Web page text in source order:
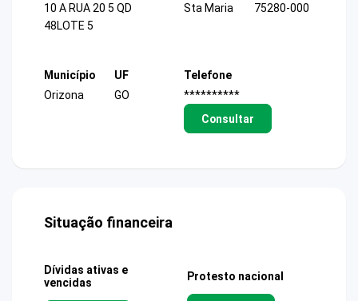
10 A RUA 20 5 QD
48LOTE 5
Sta Maria
75280-000
Município
Orizona
UF
GO
Telefone
**********
Consultar
Situação financeira
Dívidas ativas e
vencidas
Protesto nacional